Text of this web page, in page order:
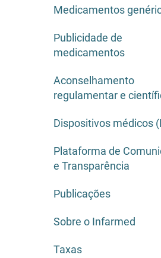
Medicamentos
Publicidade de
medicamentos
Aconselhamento
regulamentar e
Dispositivos médicos
Plataforma de
e Transparência
Publicações
Sobre o Infarmed
Taxas